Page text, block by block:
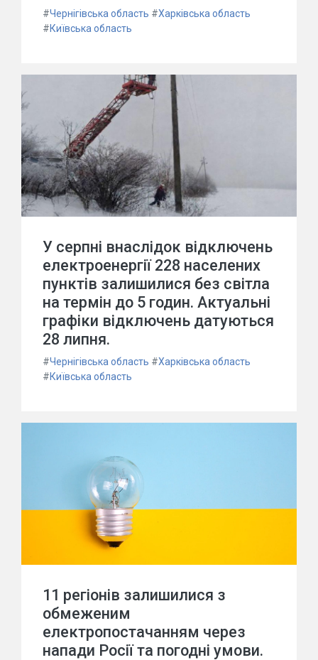
#Чернігівська область #Харківська область
#Київська область
У серпні внаслідок відключень
електроенергії 228 населених
пунктів залишилися без світла
на термін до 5 годин. Актуальні
графіки відключень датуються
28 липня.
#Чернігівська область #Харківська область
#Київська область
11 регіонів залишилися з
обмеженим
електропостачанням через
напади Росії та погодні умови.